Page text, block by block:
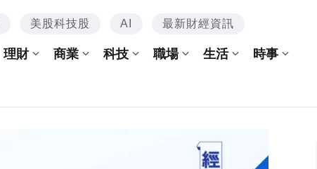
美股科技股 AI 最新財經資訊
理財 商業 科技 職場 生活 時事